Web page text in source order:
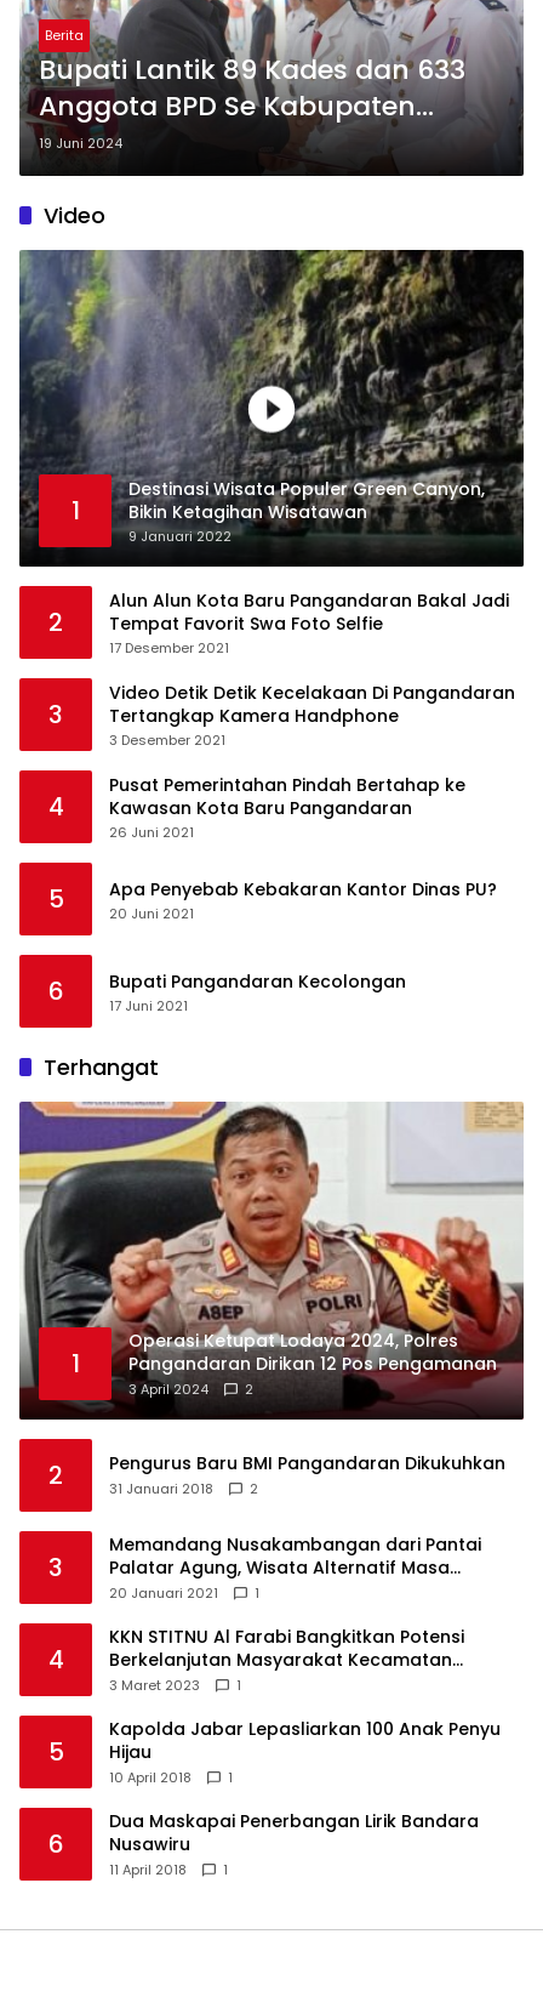
Berita
Bupati Lantik 89 Kades dan 633
Anggota BPD Se Kabupaten
Pangandaran
19 Juni 2024
Video
1
Destinasi Wisata Populer Green Canyon,
Bikin Ketagihan Wisatawan
9 Januari 2022
2
Alun Alun Kota Baru Pangandaran Bakal Jadi
Tempat Favorit Swa Foto Selfie
17 Desember 2021
3
Video Detik Detik Kecelakaan Di Pangandaran
Tertangkap Kamera Handphone
3 Desember 2021
4
Pusat Pemerintahan Pindah Bertahap ke
Kawasan Kota Baru Pangandaran
26 Juni 2021
5 Apa Penyebab Kebakaran Kantor Dinas PU?
20 Juni 2021
6 Bupati Pangandaran Kecolongan
17 Juni 2021
Terhangat
1
Operasi Ketupat Lodaya 2024, Polres
Pangandaran Dirikan 12 Pos Pengamanan
3 April 2024 2
2 Pengurus Baru BMI Pangandaran Dikukuhkan
31 Januari 2018 2
3
Memandang Nusakambangan dari Pantai
Palatar Agung, Wisata Alternatif Masa
Pandemi
20 Januari 2021 1
4
KKN STITNU Al Farabi Bangkitkan Potensi
Berkelanjutan Masyarakat Kecamatan
Langkaplancar
3 Maret 2023 1
5
Kapolda Jabar Lepasliarkan 100 Anak Penyu
Hijau
10 April 2018 1
6
Dua Maskapai Penerbangan Lirik Bandara
Nusawiru
11 April 2018 1